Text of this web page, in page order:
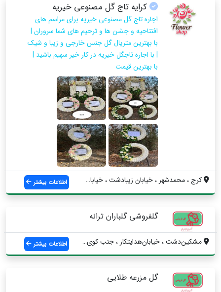
کرایه تاج گل مصنوعی خیریه
اجاره تاج گل مصنوعی خیریه برای مراسم های
افتتاحیه و جشن ها و ترحیم های شما سروران |
با بهترین متریال گل جنس خارجی و زیبا و شیک
| با اجاره تاجگل خیریه در کار خیر سهیم باشید |
با بهترین قیمت
کرج ، محمدشهر ، خیابان زیبادشت ، خیابان ... اطلاعات بیشتر
گلفروشی گلباران ترانه
مشکین‌دشت ، خیابان‌هدایتکار ، جنب‌ کوی‌ا... اطلاعات بیشتر
گل مزرعه طلایی